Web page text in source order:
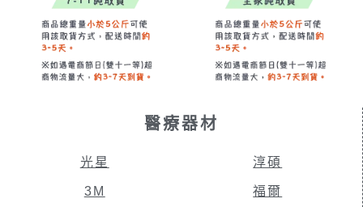
醫療器材
光星
3M
淳碩
福爾